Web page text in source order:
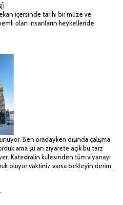
içersinde tarihi bir müze ve
olan insanların heykelleride
Ben oradayken dışında çalışma
ama şu an ziyarete açık bu tarz
Katedralin kulesinden tüm viyanayı
oluyor vaktiniz varsa bekleyin derim.